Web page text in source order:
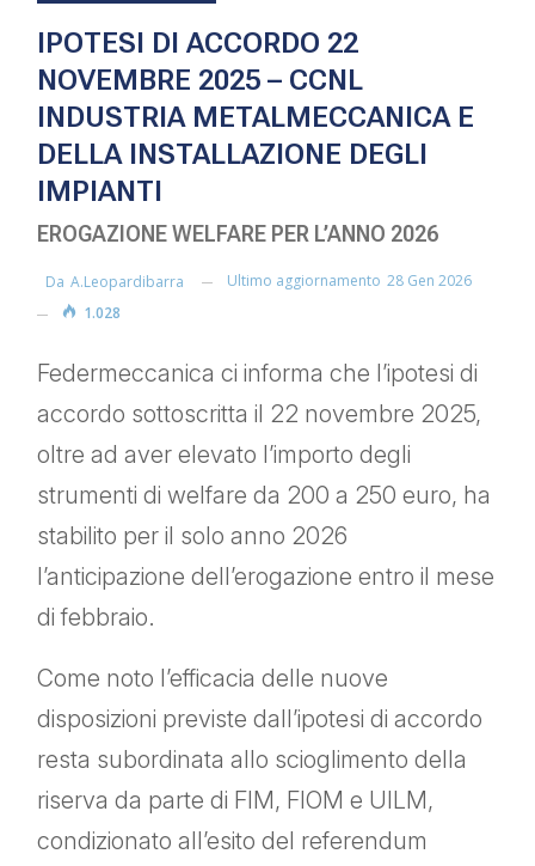
IPOTESI DI ACCORDO 22
NOVEMBRE 2025 – CCNL
INDUSTRIA METALMECCANICA E
DELLA INSTALLAZIONE DEGLI
IMPIANTI
EROGAZIONE WELFARE PER L’ANNO 2026
Da A.leopardibarra Ultimo aggiornamento 28 Gen 2026
1.028
Federmeccanica ci informa che l’ipotesi di
accordo sottoscritta il 22 novembre 2025,
oltre ad aver elevato l’importo degli
strumenti di welfare da 200 a 250 euro, ha
stabilito per il solo anno 2026
l’anticipazione dell’erogazione entro il mese
di febbraio.
Come noto l’efficacia delle nuove
disposizioni previste dall’ipotesi di accordo
resta subordinata allo scioglimento della
riserva da parte di FIM, FIOM e UILM,
condizionato all’esito del referendum